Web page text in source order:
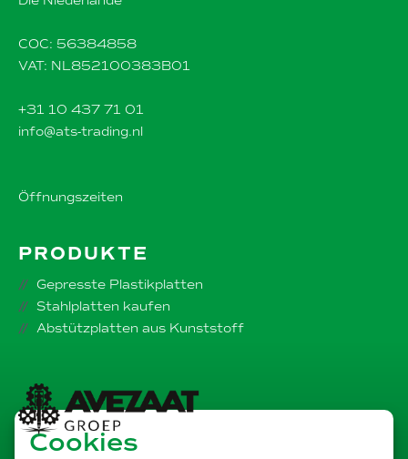
COC: 56384858
VAT: NL852100383B01
+31 10 437 71 01
info@ats-trading.nl
Öffnungszeiten
PRODUKTE
Gepresste Plastikplatten
Stahlplatten kaufen
Abstützplatten aus Kunststoff
Cookies